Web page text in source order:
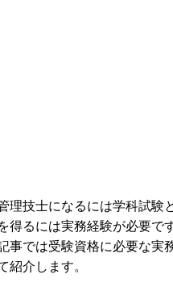
理技士になるには学科試験
得るには実務経験が必要で
事では受験資格に必要な実
紹介します。